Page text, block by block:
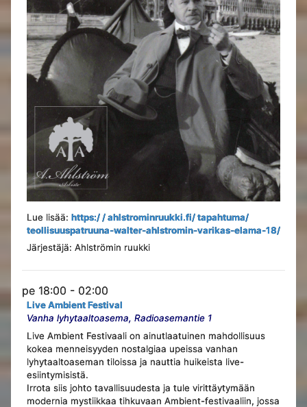
Lue lisää: https:/ / ahlstrominruukki.fi/ tapahtuma/
teollisuuspatruuna-walter-ahlstromin-varikas-elama-18/
Järjestäjä: Ahlströmin ruukki
pe 18:00 - 02:00
Live Ambient Festival
Vanha lyhytaaltoasema, Radioasemantie 1
Live Ambient Festivaali on ainutlaatuinen mahdollisuus
kokea menneisyyden nostalgiaa upeissa vanhan
lyhytaaltoaseman tiloissa ja nauttia huikeista live-
esiintymisistä.
Irrota siis johto tavallisuudesta ja tule virittäytymään
modernia mystiikkaa tihkuvaan Ambient-festivaaliin, jossa